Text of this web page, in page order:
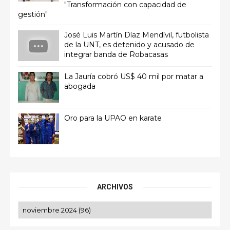
"Transformación con capacidad de
gestión"
José Luis Martín Díaz Mendívil, futbolista
de la UNT, es detenido y acusado de
integrar banda de Robacasas
La Jauría cobró US$ 40 mil por matar a
abogada
Oro para la UPAO en karate
ARCHIVOS